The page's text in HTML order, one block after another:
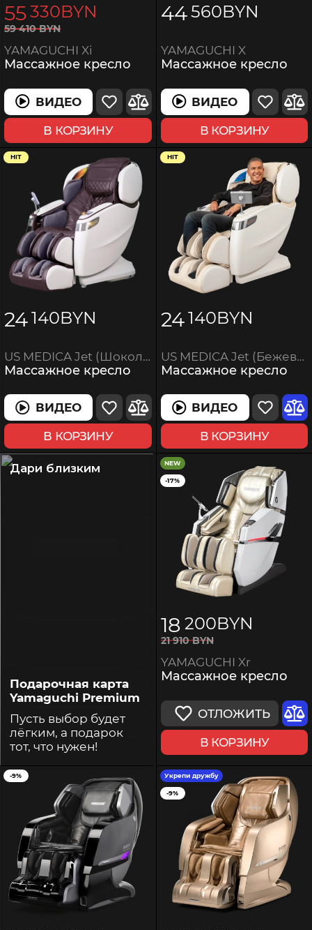
55 330BYN
59 410BYN
YAMAGUCHI Xi
Массажное кресло
ВИДЕО
В КОРЗИНУ
44 560BYN
YAMAGUCHI X
Массажное кресло
ВИДЕО
В КОРЗИНУ
HIT
24 140BYN
US MEDICA Jet (Шоколад)
Массажное кресло
ВИДЕО
В КОРЗИНУ
HIT
24 140BYN
US MEDICA Jet (Бежевое)
Массажное кресло
ВИДЕО
В КОРЗИНУ
Дари близким
Подарочная карта
Yamaguchi Premium
Пусть выбор будет
лёгким, а подарок
тот, что нужен!
NEW
-17%
18 200BYN
21 910BYN
YAMAGUCHI Xr
Массажное кресло
ОТЛОЖИТЬ
В КОРЗИНУ
-9% Укрепи дружбу
-9%